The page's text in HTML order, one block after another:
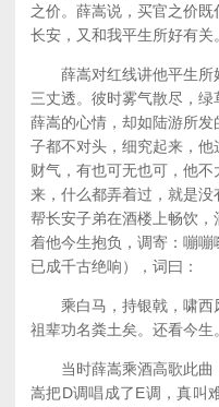
之价。薛嵩说，买官之价
长安，又和我平生所好有关。
薛嵩对红线讲他平生所
三丈透。彼时雾气散尽，绿
薛嵩的心情，却如陆游所
子都不对头，细究起来，
财气，有也可无也可，他
来，什么都弄着过，就是
帮长安子弟在酒楼上畅饮
着他今生抱负，调寄：嘣嘣
已成千古绝响），词曰：
乘白马，持银戟，啸西
祖辈功名粪土矣。还看今生
当时薛嵩乘酒高歌此曲
嵩把D调唱成了E调，真叫